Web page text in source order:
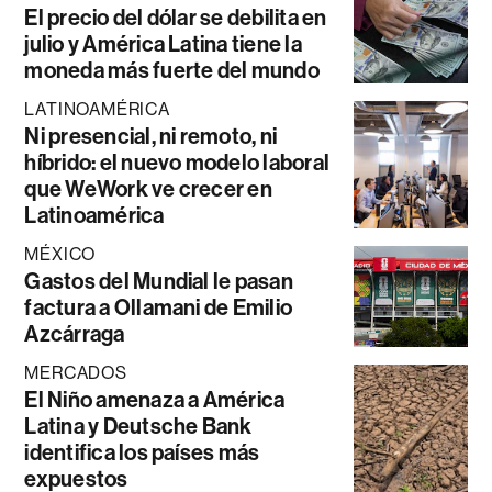
El precio del dólar se debilita en
julio y América Latina tiene la
moneda más fuerte del mundo
LATINOAMÉRICA
Ni presencial, ni remoto, ni
híbrido: el nuevo modelo laboral
que WeWork ve crecer en
Latinoamérica
MÉXICO
Gastos del Mundial le pasan
factura a Ollamani de Emilio
Azcárraga
MERCADOS
El Niño amenaza a América
Latina y Deutsche Bank
identifica los países más
expuestos